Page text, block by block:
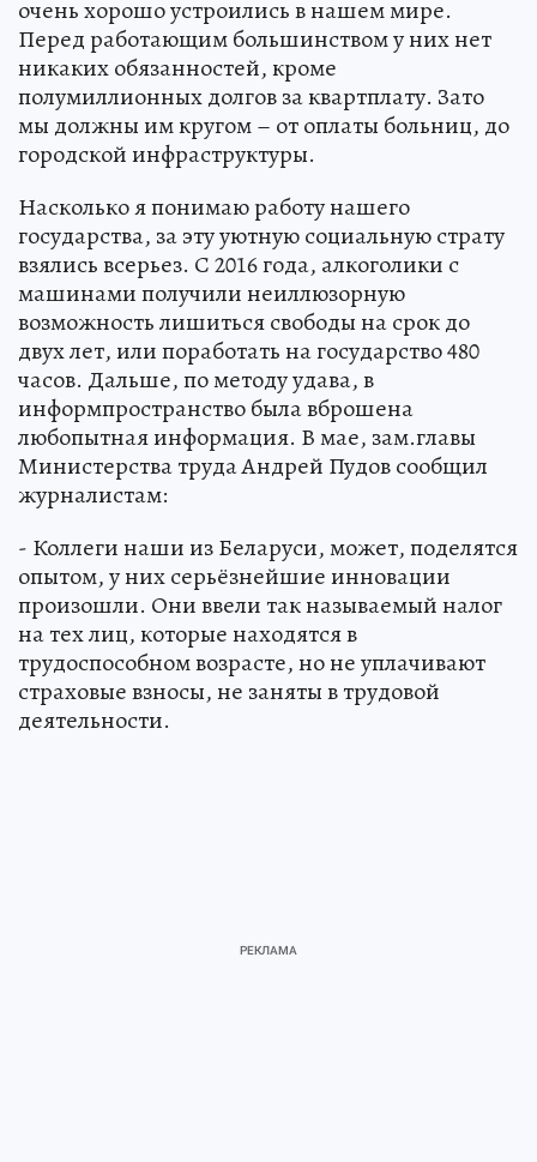
очень хорошо устроились в нашем мире.
Перед работающим большинством у них нет
никаких обязанностей, кроме
полумиллионных долгов за квартплату. Зато
мы должны им кругом – от оплаты больниц, до
городской инфраструктуры.
Насколько я понимаю работу нашего
государства, за эту уютную социальную страту
взялись всерьез. С 2016 года, алкоголики с
машинами получили неиллюзорную
возможность лишиться свободы на срок до
двух лет, или поработать на государство 480
часов. Дальше, по методу удава, в
информпространство была вброшена
любопытная информация. В мае, зам.главы
Министерства труда Андрей Пудов сообщил
журналистам:
- Коллеги наши из Беларуси, может, поделятся
опытом, у них серьёзнейшие инновации
произошли. Они ввели так называемый налог
на тех лиц, которые находятся в
трудоспособном возрасте, но не уплачивают
страховые взносы, не заняты в трудовой
деятельности.